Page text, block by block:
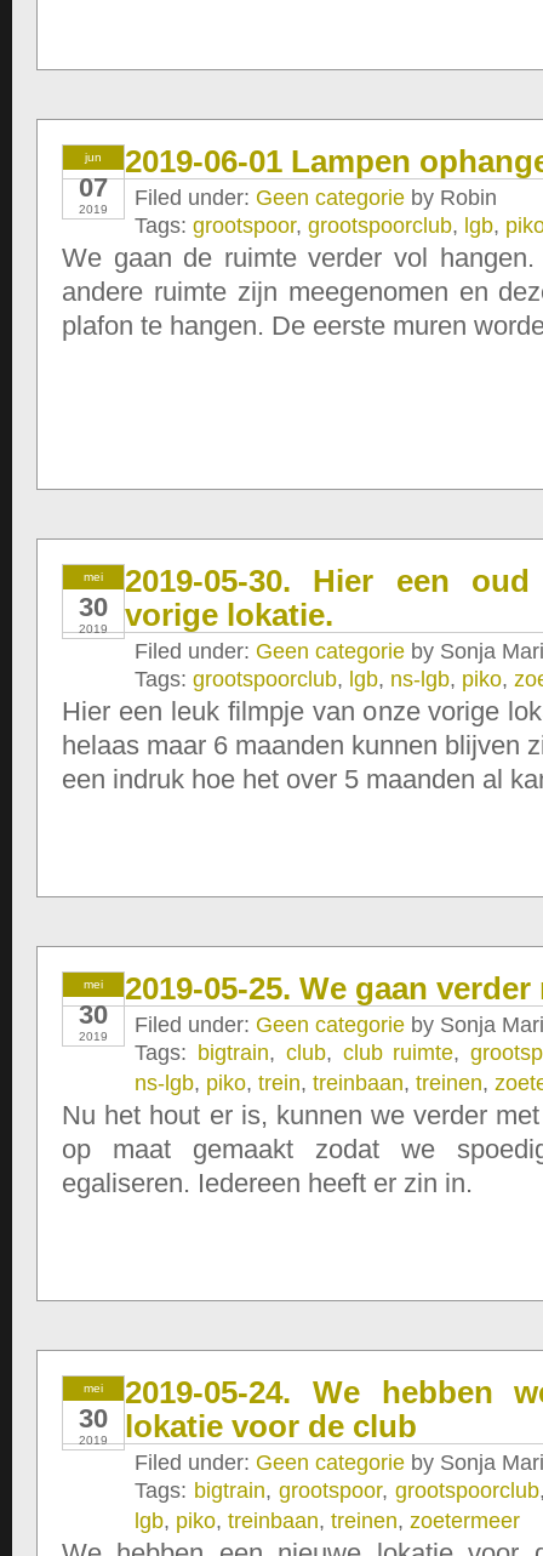
jun
07
2019
2019-06-01 Lampen
Filed under: Geen categorie by Robin
Tags: grootspoor, grootspoorclub, lgb,
We gaan de ruimte verder vol
andere ruimte zijn meegenomen en
plafon te hangen. De eerste muren
mei
30
2019
2019-05-30. Hier een
vorige lokatie.
Filed under: Geen categorie by Sonja
Tags: grootspoorclub, lgb, ns-lgb, piko,
Hier een leuk filmpje van onze vorige
helaas maar 6 maanden kunnen blijven
een indruk hoe het over 5 maanden al
mei
30
2019
2019-05-25. We gaan
Filed under: Geen categorie by Sonja
Tags: bigtrain, club, club ruimte,
ns-lgb, piko, trein, treinbaan, treinen,
Nu het hout er is, kunnen we verder
op maat gemaakt zodat we
egaliseren. Iedereen heeft er zin in.
mei
30
2019
2019-05-24. We hebben
lokatie voor de club
Filed under: Geen categorie by Sonja
Tags: bigtrain,grootspoor,grootspoorclub
lgb, piko, treinbaan, treinen, zoetermeer